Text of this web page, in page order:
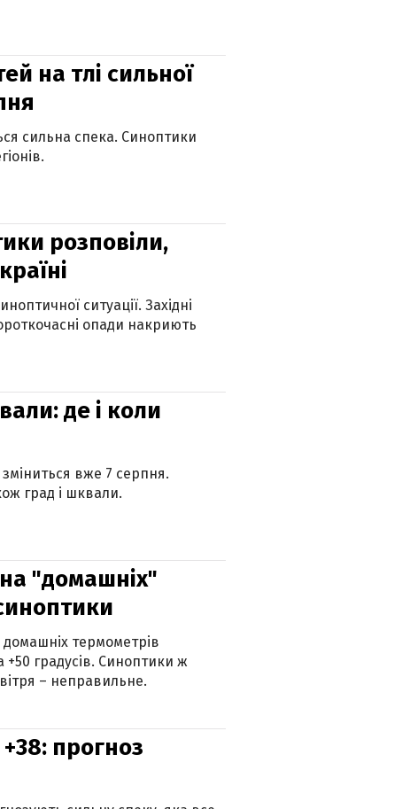
на тлі сильної
сильна спека. Синоптики
розповіли,
ситуації. Західні
опади накриють
де і коли
зміниться вже 7 серпня.
град і шквали.
на "домашніх"
термометрів
градусів. Синоптики ж
– неправильне.
прогноз